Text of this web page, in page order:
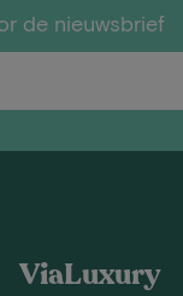
de nieuwsbrief
ViaLuxury